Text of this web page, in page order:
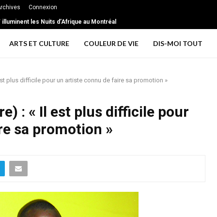
Connexion
illuminent les Nuits d’Afrique au Montréal
… les signes d’une relation toxique
ARTS ET CULTURE COULEUR DE VIE DIS-MOI TOUT
plus difficile pour un artiste connu de faire sa promotion »
: « Il est plus difficile pour
sa promotion »